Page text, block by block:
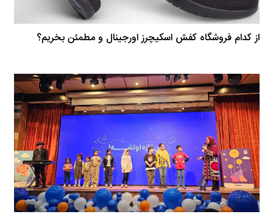
از کدام فروشگاه کفش اسکیچرز اورجینال و مطمئن بخریم؟